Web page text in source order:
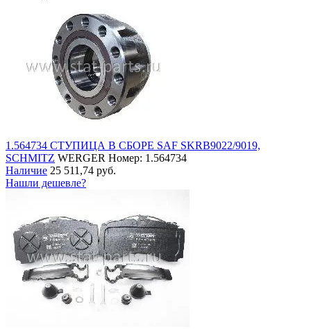
1.564734 СТУПИЦА В СБОРЕ SAF SKRB9022/9019,
SCHMITZ WERGER Номер: 1.564734
Наличие 25 511,74 руб.
Нашли дешевле?